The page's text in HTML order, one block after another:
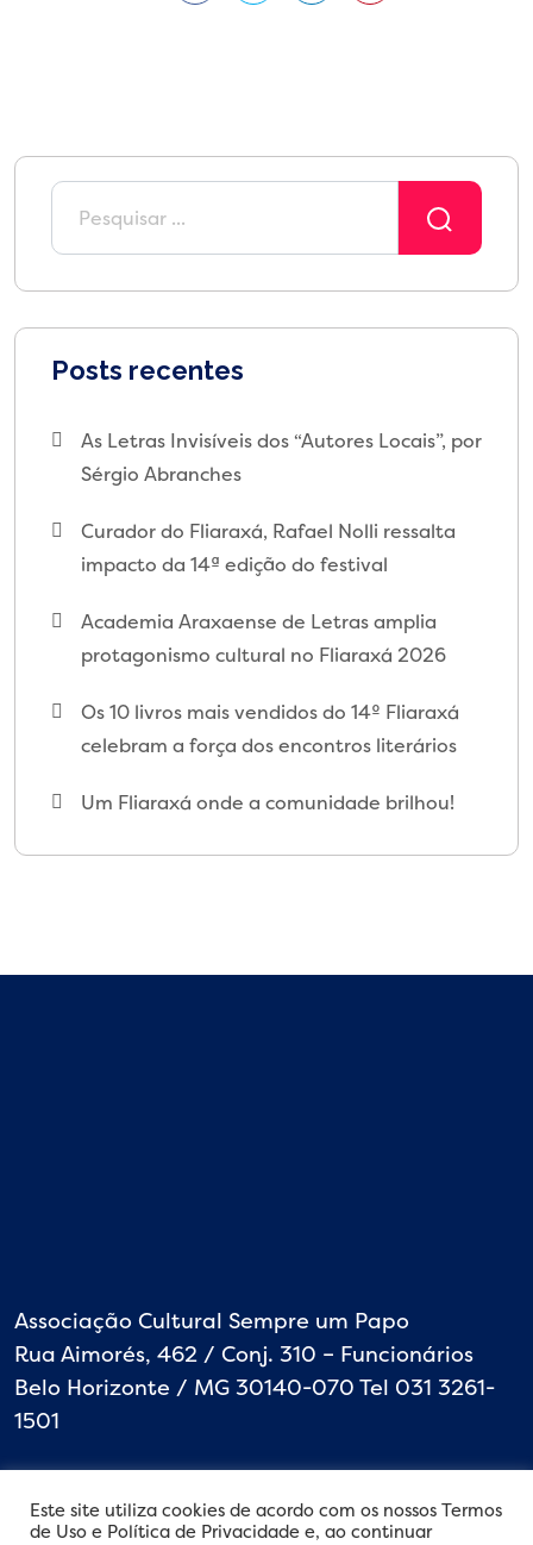
Posts recentes
As Letras Invisíveis dos “Autores Locais”, por
Sérgio Abranches
Curador do Fliaraxá, Rafael Nolli ressalta
impacto da 14ª edição do festival
Academia Araxaense de Letras amplia
protagonismo cultural no Fliaraxá 2026
Os 10 livros mais vendidos do 14º Fliaraxá
celebram a força dos encontros literários
Um Fliaraxá onde a comunidade brilhou!
Associação Cultural Sempre um Papo
Rua Aimorés, 462 / Conj. 310 – Funcionários
Belo Horizonte / MG 30140-070 Tel 031 3261-
1501
Este site utiliza cookies de acordo com os nossos Termos
de Uso e Política de Privacidade e, ao continuar